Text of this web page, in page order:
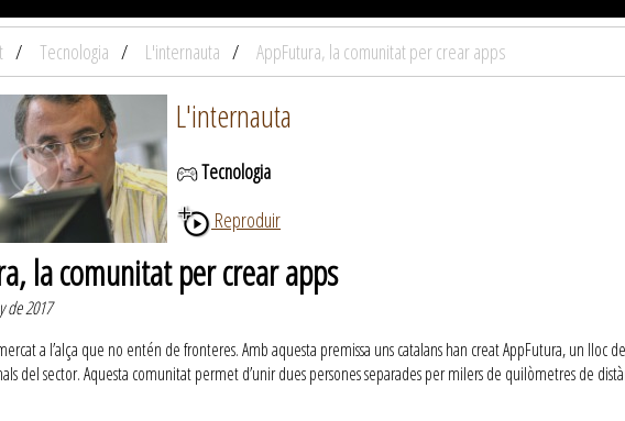
Tecnologia L'internauta AppFutura, la comunitat per crear apps
L'internauta
Tecnologia
Reproduir
la comunitat per crear apps
de 2017
a l’alça que no entén de fronteres. Amb aquesta premissa uns catalans han creat AppFutura, un
del sector. Aquesta comunitat permet d’unir dues persones separades per milers de quilòmetres de